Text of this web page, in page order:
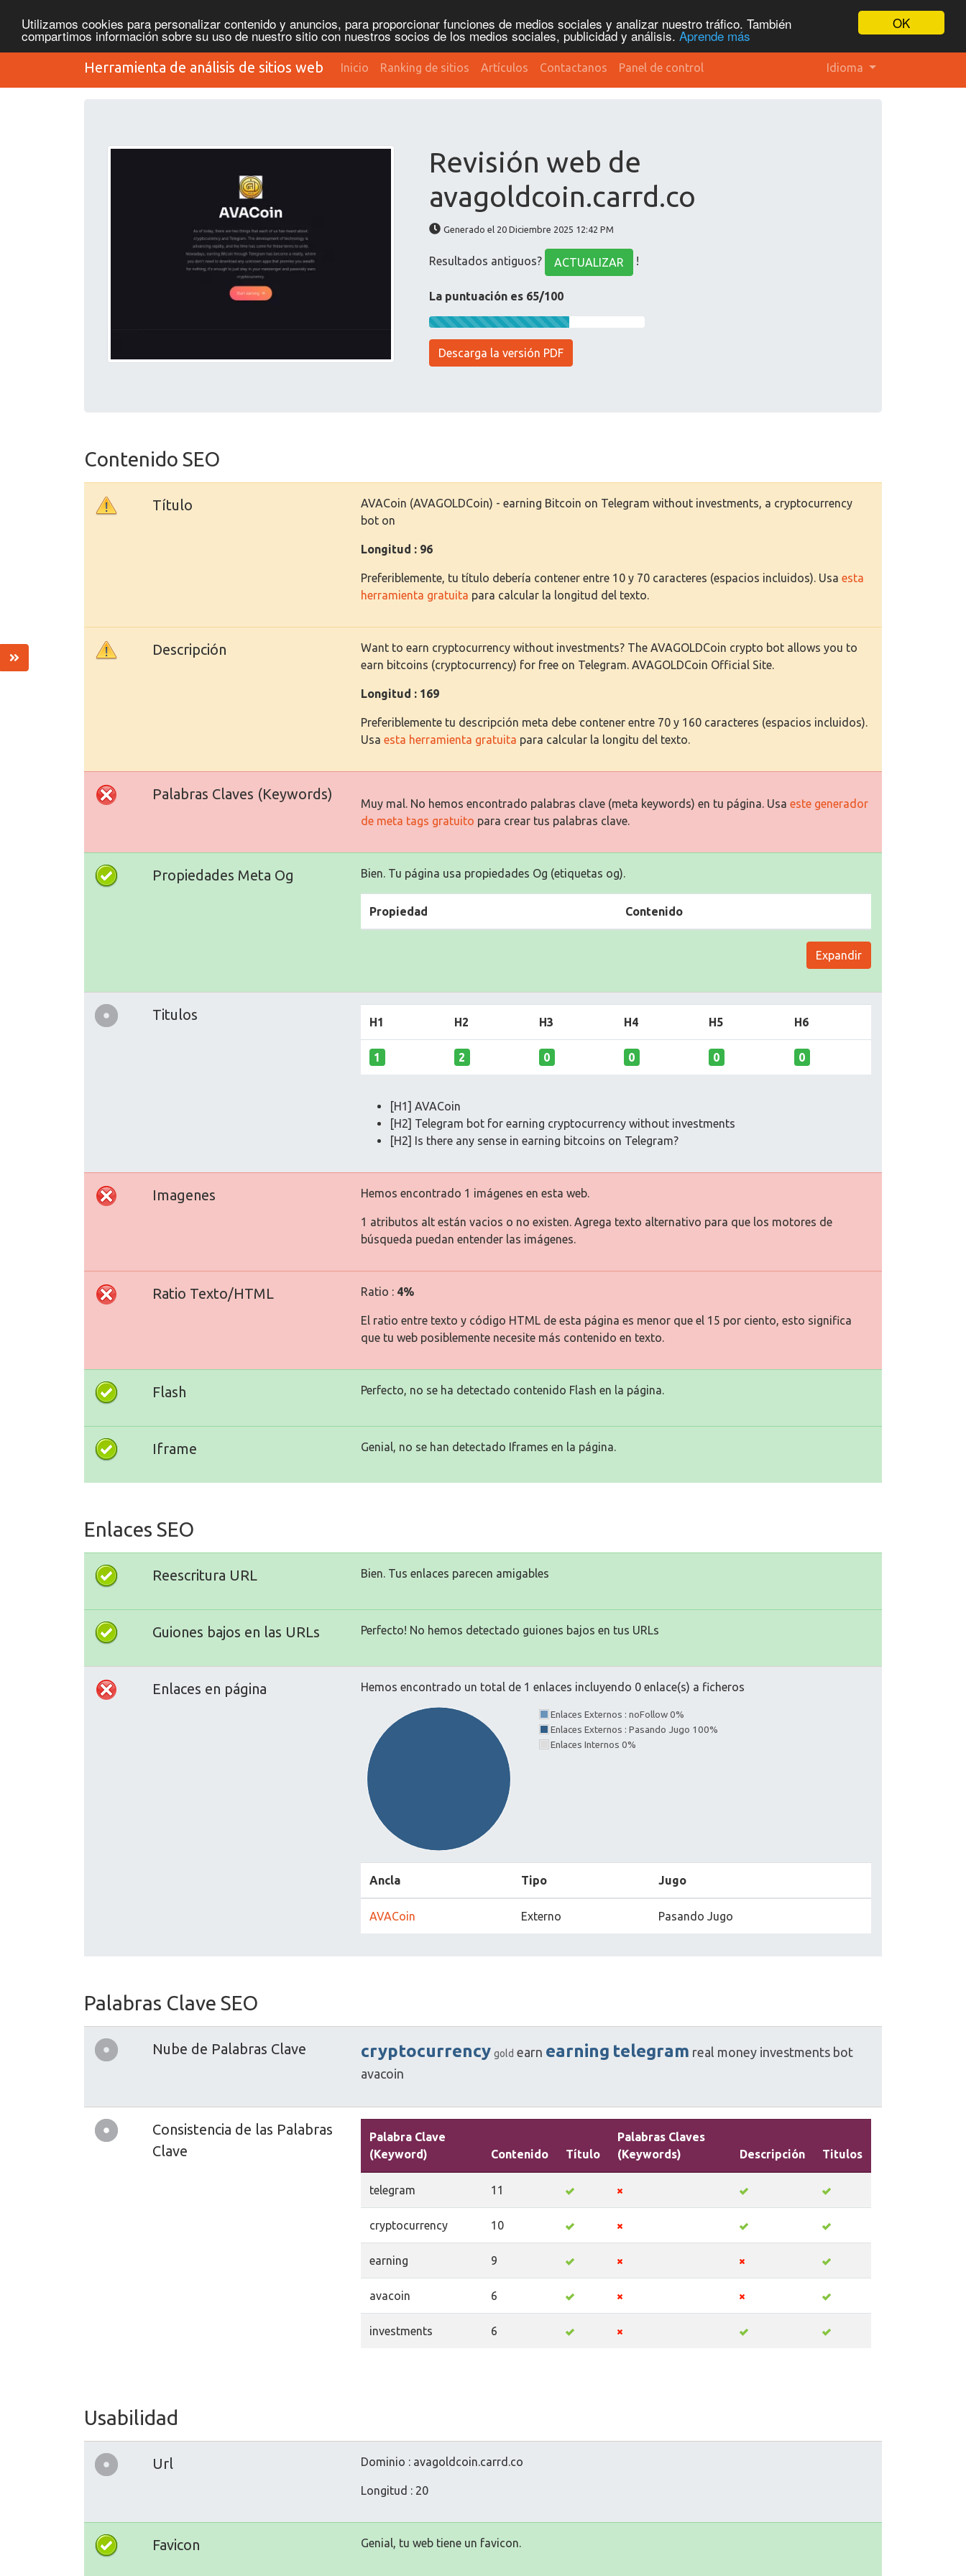
OK
Utilizamos cookies para personalizar contenido y anuncios, para proporcionar funciones de medios sociales y analizar nuestro tráfico. También
compartimos información sobre su uso de nuestro sitio con nuestros socios de los medios sociales, publicidad y análisis. Aprende más
Herramienta de análisis de sitios web Inicio Ranking de sitios Artículos Contactanos Panel de control Idioma
Revisión web de
avagoldcoin.carrd.co
Generado el 20 Diciembre 2025 12:42 PM
Resultados antiguos? ACTUALIZAR !
La puntuación es 65/100
Descarga la versión PDF
Contenido SEO
Título
AVACoin (AVAGOLDCoin) - earning Bitcoin on Telegram without investments, a cryptocurrency
bot on
Longitud : 96
Preferiblemente, tu título debería contener entre 10 y 70 caracteres (espacios incluidos). Usa esta
herramienta gratuita para calcular la longitud del texto.
Descripción
Want to earn cryptocurrency without investments? The AVAGOLDCoin crypto bot allows you to
earn bitcoins (cryptocurrency) for free on Telegram. AVAGOLDCoin Official Site.
Longitud : 169
Preferiblemente tu descripción meta debe contener entre 70 y 160 caracteres (espacios incluidos).
Usa esta herramienta gratuita para calcular la longitu del texto.
Palabras Claves (Keywords)
Muy mal. No hemos encontrado palabras clave (meta keywords) en tu página. Usa este generador
de meta tags gratuito para crear tus palabras clave.
Propiedades Meta Og Bien. Tu página usa propiedades Og (etiquetas og).
Propiedad Contenido
Expandir
Titulos H1 H2 H3 H4 H5 H6
1 2 0 0 0 0
[H1] AVACoin
[H2] Telegram bot for earning cryptocurrency without investments
[H2] Is there any sense in earning bitcoins on Telegram?
Imagenes Hemos encontrado 1 imágenes en esta web.
1 atributos alt están vacios o no existen. Agrega texto alternativo para que los motores de
búsqueda puedan entender las imágenes.
Ratio Texto/HTML Ratio : 4%
El ratio entre texto y código HTML de esta página es menor que el 15 por ciento, esto significa
que tu web posiblemente necesite más contenido en texto.
Flash Perfecto, no se ha detectado contenido Flash en la página.
Iframe Genial, no se han detectado Iframes en la página.
Enlaces SEO
Reescritura URL Bien. Tus enlaces parecen amigables
Guiones bajos en las URLs Perfecto! No hemos detectado guiones bajos en tus URLs
Enlaces en página Hemos encontrado un total de 1 enlaces incluyendo 0 enlace(s) a ficheros
Enlaces Externos : noFollow 0%
Enlaces Externos : Pasando Jugo 100%
Enlaces Internos 0%
Ancla Tipo Jugo
AVACoin Externo Pasando Jugo
Palabras Clave SEO
Nube de Palabras Clave cryptocurrency gold earn earning telegram real money investments bot
avacoin
Consistencia de las Palabras
Clave
Palabra Clave
(Keyword)
Contenido Título
Palabras Claves
(Keywords)
Descripción Titulos
telegram 11
cryptocurrency 10
earning 9
avacoin 6
investments 6
Usabilidad
Url Dominio : avagoldcoin.carrd.co
Longitud : 20
Favicon Genial, tu web tiene un favicon.